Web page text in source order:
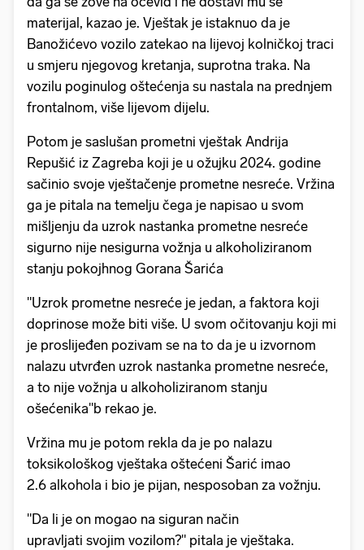
materijal, kazao je. Vještak je istaknuo da je
Banožićevo vozilo zatekao na lijevoj kolničkoj traci
u smjeru njegovog kretanja, suprotna traka. Na
vozilu poginulog oštećenja su nastala na prednjem
frontalnom, više lijevom dijelu.
Potom je saslušan prometni vještak Andrija
Repušić iz Zagreba koji je u ožujku 2024. godine
sačinio svoje vještačenje prometne nesreće. Vržina
ga je pitala na temelju čega je napisao u svom
mišljenju da uzrok nastanka prometne nesreće
sigurno nije nesigurna vožnja u alkoholiziranom
stanju pokojhnog Gorana Šarića
"Uzrok prometne nesreće je jedan, a faktora koji
doprinose može biti više. U svom očitovanju koji mi
je proslijeđen pozivam se na to da je u izvornom
nalazu utvrđen uzrok nastanka prometne nesreće,
a to nije vožnja u alkoholiziranom stanju
ošećenika"b rekao je.
Vržina mu je potom rekla da je po nalazu
toksikološkog vještaka oštećeni Šarić imao
2.6 alkohola i bio je pijan, nesposoban za vožnju.
"Da li je on mogao na siguran način
upravljati svojim vozilom?" pitala je vještaka.